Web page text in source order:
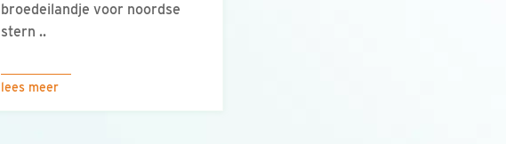
broedeilandje voor noordse
stern ..
lees meer